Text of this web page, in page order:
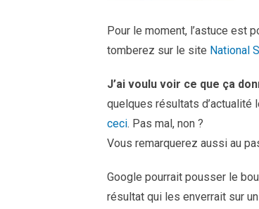
Pour le moment, l’astuce est
tomberez sur le site National
J’ai voulu voir ce que ça
quelques résultats d’actualité
ceci. Pas mal, non ?
Vous remarquerez aussi au
Google pourrait pousser le
résultat qui les enverrait sur